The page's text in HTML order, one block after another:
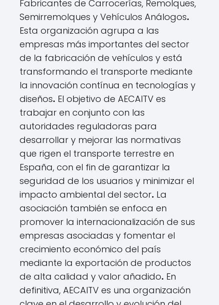
Fabricantes de Carrocerías, Remolques,
Semirremolques y Vehículos Análogos.
Esta organización agrupa a las
empresas más importantes del sector
de la fabricación de vehículos y está
transformando el transporte mediante
la innovación contínua en tecnologías y
diseños. El objetivo de AECAITV es
trabajar en conjunto con las
autoridades reguladoras para
desarrollar y mejorar las normativas
que rigen el transporte terrestre en
España, con el fin de garantizar la
seguridad de los usuarios y minimizar el
impacto ambiental del sector. La
asociación también se enfoca en
promover la internacionalización de sus
empresas asociadas y fomentar el
crecimiento económico del país
mediante la exportación de productos
de alta calidad y valor añadido. En
definitiva, AECAITV es una organización